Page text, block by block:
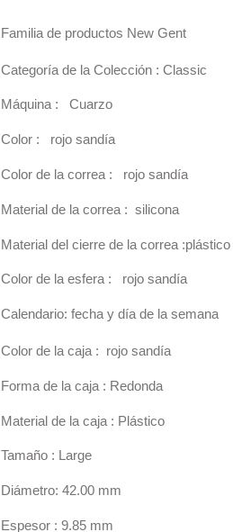
Familia de productos New Gent
Categoría de la Colección : Classic
Máquina : Cuarzo
Color : rojo sandía
Color de la correa : rojo sandía
Material de la correa : silicona
Material del cierre de la correa :plástico
Color de la esfera : rojo sandía
Calendario: fecha y día de la semana
Color de la caja : rojo sandía
Forma de la caja : Redonda
Material de la caja : Plástico
Tamaño : Large
Diámetro: 42.00 mm
Espesor : 9.85 mm